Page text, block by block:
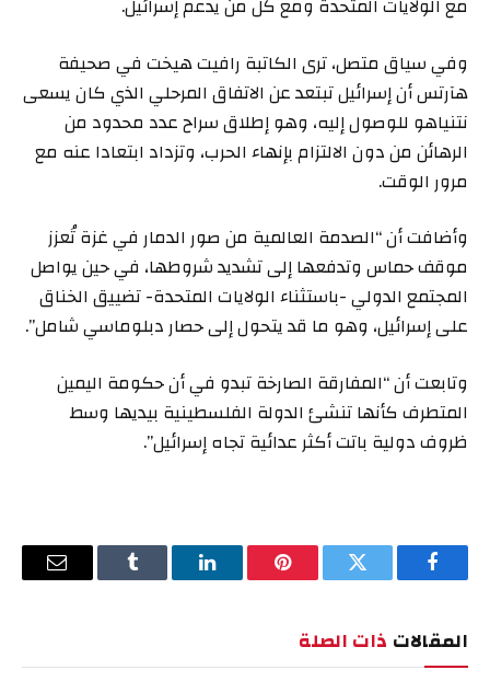
مع الولايات المتحدة ومع كل من يدعم إسرائيل.
وفي سياق متصل، ترى الكاتبة رافيت هيخت في صحيفة
هآرتس أن إسرائيل تبتعد عن الاتفاق المرحلي الذي كان يسعى
نتنياهو للوصول إليه، وهو إطلاق سراح عدد محدود من
الرهائن من دون الالتزام بإنهاء الحرب، وتزداد ابتعادا عنه مع
مرور الوقت.
وأضافت أن “الصدمة العالمية من صور الدمار في غزة تُعزز
موقف حماس وتدفعها إلى تشديد شروطها، في حين يواصل
المجتمع الدولي -باستثناء الولايات المتحدة- تضييق الخناق
على إسرائيل، وهو ما قد يتحول إلى حصار دبلوماسي شامل”.
وتابعت أن “المفارقة الصارخة تبدو في أن حكومة اليمين
المتطرف كأنها تنشئ الدولة الفلسطينية بيديها وسط
ظروف دولية باتت أكثر عدائية تجاه إسرائيل”.
فيسبوك تويتر بينتيريستلينكدإن Tumblr
البريد
المقالات ذات الصلة